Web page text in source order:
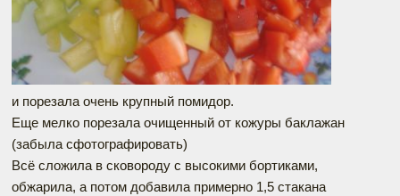
и порезала очень крупный помидор.
Еще мелко порезала очищенный от кожуры баклажан
(забыла сфотографировать)
Всё сложила в сковороду с высокими бортиками,
обжарила, а потом добавила примерно 1,5 стакана